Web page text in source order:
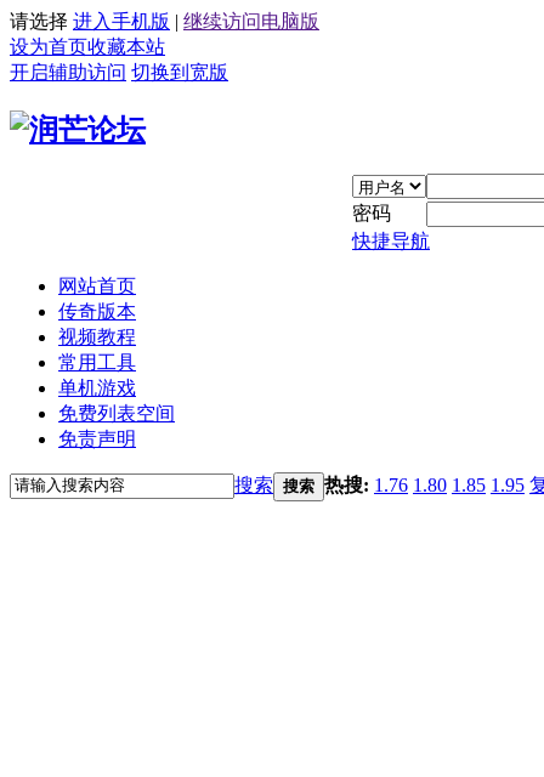
请选择 进入手机版 | 继续访问电脑版
设为首页收藏本站
开启辅助访问 切换到宽版
密码
快捷导航
网站首页
传奇版本
视频教程
常用工具
单机游戏
免费列表空间
免责声明
搜索 搜索 热搜: 1.76 1.80 1.85 1.95